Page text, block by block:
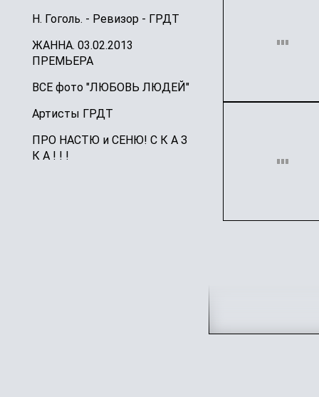
Н. Гоголь. - Ревизор - ГРДТ
ЖАННА. 03.02.2013
ПРЕМЬЕРА
ВСЕ фото "ЛЮБОВЬ ЛЮДЕЙ"
Артисты ГРДТ
ПРО НАСТЮ и СЕНЮ! С К А З
К А ! ! !